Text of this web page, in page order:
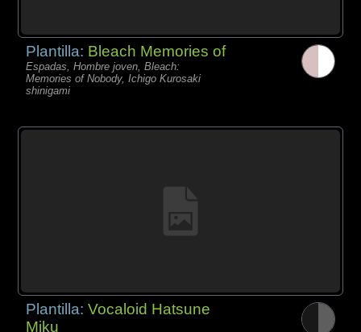
Plantilla: Bleach Memories of
Espadas, Hombre joven, Bleach:
Memories of Nobody, Ichigo Kurosaki
shinigami
Plantilla:Vocaloid Hatsune
Miku